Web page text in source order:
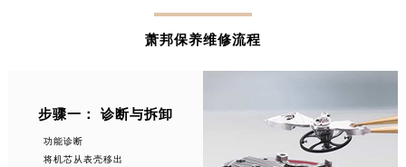
萧邦保养维修流程
步骤一： 诊断与拆卸
功能诊断
将机芯从表壳移出